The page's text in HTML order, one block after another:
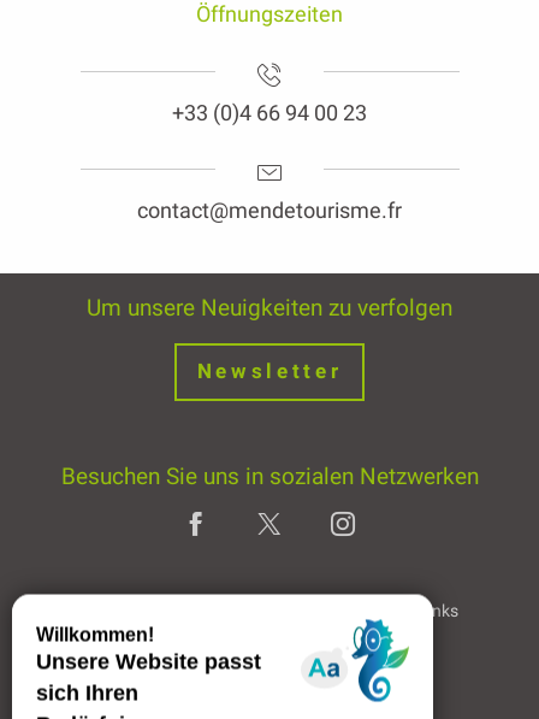
Öffnungszeiten
+33 (0)4 66 94 00 23
contact@mendetourisme.fr
Um unsere Neuigkeiten zu verfolgen
Newsletter
Besuchen Sie uns in sozialen Netzwerken
Partner & Links
Professioneller Bereich